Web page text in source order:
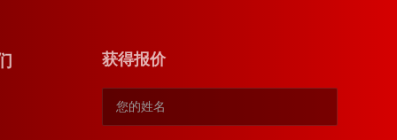
获得报价